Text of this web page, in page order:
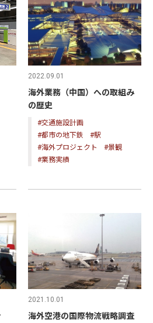
2022.09.01
海外業務（中国）への取組み
の歴史
#交通施設計画
#都市の地下鉄
#駅
#海外プロジェクト
#景観
#業務実績
2021.10.01
海外空港の国際物流戦略調査